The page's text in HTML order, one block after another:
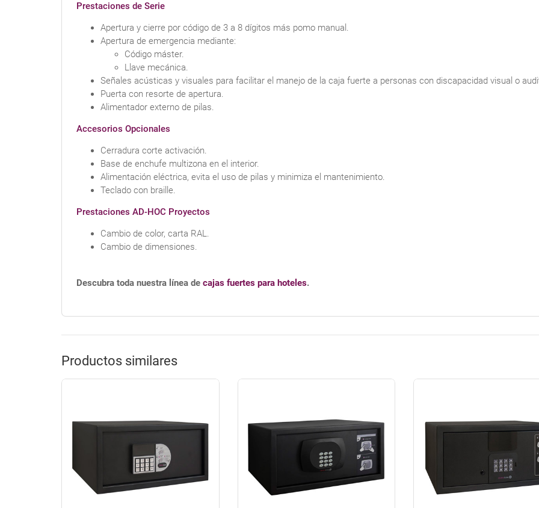
Prestaciones de Serie
Apertura y cierre por código de 3 a 8 dígitos más pomo manual.
Apertura de emergencia mediante:
Código máster.
Llave mecánica.
Señales acústicas y visuales para facilitar el manejo de la caja fuerte a personas con discapacidad visual o
Puerta con resorte de apertura.
Alimentador externo de pilas.
Accesorios Opcionales
Cerradura corte activación.
Base de enchufe multizona en el interior.
Alimentación eléctrica, evita el uso de pilas y minimiza el mantenimiento.
Teclado con braille.
Prestaciones AD-HOC Proyectos
Cambio de color, carta RAL.
Cambio de dimensiones.
Descubra toda nuestra línea de cajas fuertes para hoteles.
Productos similares